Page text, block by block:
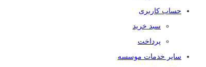
حساب کاربری
سبد خرید
پرداخت
سایر خدمات موسسه